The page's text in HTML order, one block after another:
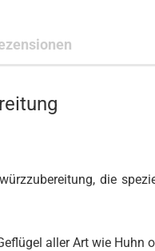
die
aller Art wie Huhn